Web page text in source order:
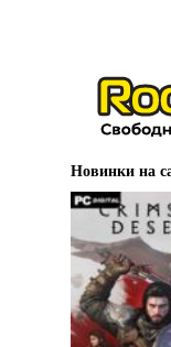
Новинки на